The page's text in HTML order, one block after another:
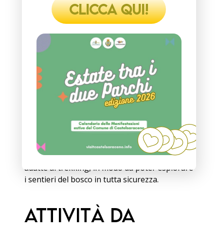
cucinare alla griglia, porta con te
carbone, accendi griglia e utensili da cucina
adatti, come pinze e spatole. Non dimenticare
un telo o una coperta
così da rendere il tuo picnic ancora più
caratteristico e confortevole.
Infine, assicurati di avere con te una
adatta alla tua pelle, un cappello per
proteggerti dal sole e una giacca a vento o
una felpa per far fronte a eventuali
cambiamenti di temperatura. È sempre una
buona idea indossarescarpe comodee
adatte al trekking, in modo da poter esplorare
i sentieri del bosco in tutta sicurezza.
Attività da
CLICCA QUI!